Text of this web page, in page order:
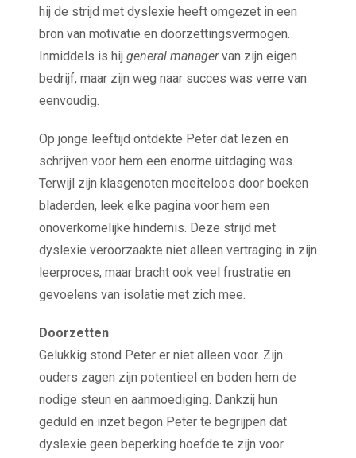
hij de strijd met dyslexie heeft omgezet in een
bron van motivatie en doorzettingsvermogen.
Inmiddels is hij general managervan zijn eigen
bedrijf, maar zijn weg naar succes was verre van
eenvoudig.
Op jonge leeftijd ontdekte Peter dat lezen en
schrijven voor hem een enorme uitdaging was.
Terwijl zijn klasgenoten moeiteloos door boeken
bladerden, leek elke pagina voor hem een
onoverkomelijke hindernis. Deze strijd met
dyslexie veroorzaakte niet alleen vertraging in zijn
leerproces, maar bracht ook veel frustratie en
gevoelens van isolatie met zich mee.
Doorzetten
Gelukkig stond Peter er niet alleen voor. Zijn
ouders zagen zijn potentieel en boden hem de
nodige steun en aanmoediging. Dankzij hun
geduld en inzet begon Peter te begrijpen dat
dyslexie geen beperking hoefde te zijn voor